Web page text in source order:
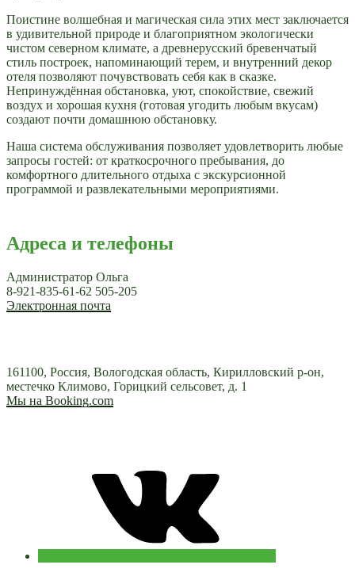
Поистине волшебная и магическая сила этих мест заключается
в удивительной природе и благоприятном экологически
чистом северном климате, а древнерусский бревенчатый
стиль построек, напоминающий терем, и внутренний декор
отеля позволяют почувствовать себя как в сказке.
Непринуждённая обстановка, уют, спокойствие, свежий
воздух и хорошая кухня (готовая угодить любым вкусам)
создают почти домашнюю обстановку.
Наша система обслуживания позволяет удовлетворить любые
запросы гостей: от краткосрочного пребывания, до
комфортного длительного отдыха с экскурсионной
программой и развлекательными мероприятиями.
Адреса и телефоны
Администратор Ольга
8-921-835-61-62 505-205
Электронная почта
161100, Россия, Вологодская область, Кирилловский р-он,
местечко Климово, Горицкий сельсовет, д. 1
Мы на Booking.com